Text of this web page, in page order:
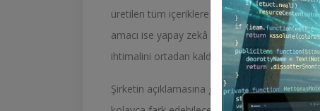
üretilen tüm içeriklere
“AI tarafından
amacı ise yapay zekâ ile üretilen içeriklerin
ihtimalini ortadan kaldırmak.
Şirketin açıklamasına göre, artık üretilen her